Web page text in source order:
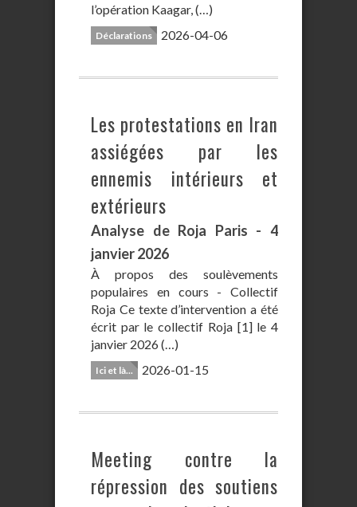
l’opération Kaagar, (…)
Déclarations 2026-04-06
Les protestations en Iran
assiégées par les
ennemis intérieurs et
extérieurs
Analyse de Roja Paris - 4
janvier 2026
À propos des soulèvements
populaires en cours - Collectif
Roja Ce texte d’intervention a été
écrit par le collectif Roja [1] le 4
janvier 2026 (…)
Ici et là... 2026-01-15
Meeting contre la
répression des soutiens